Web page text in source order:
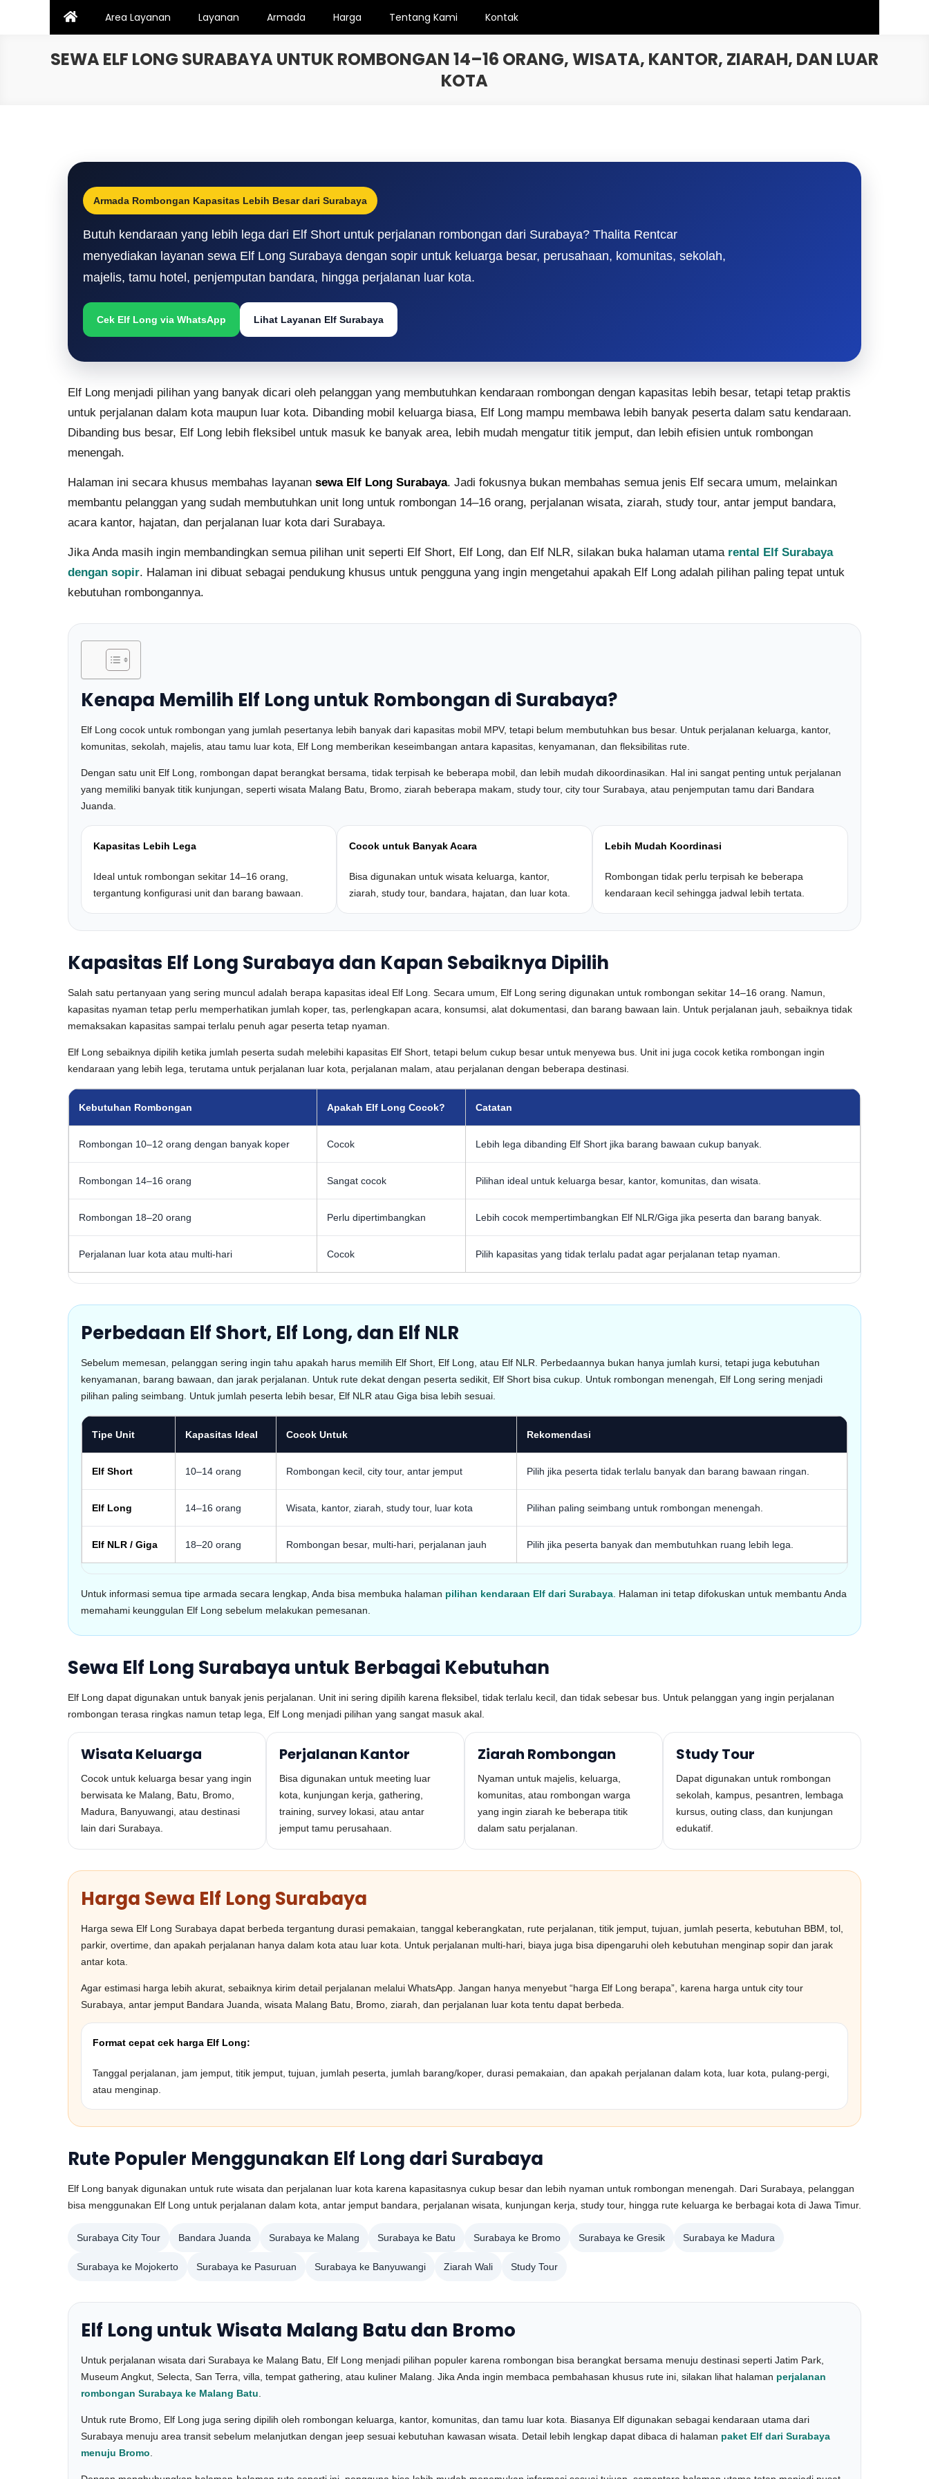
Area Layanan Layanan Armada Harga Tentang Kami Kontak
SEWA ELF LONG SURABAYA UNTUK ROMBONGAN 14–16 ORANG, WISATA, KANTOR, ZIARAH, DAN LUAR
KOTA
Armada Rombongan Kapasitas Lebih Besar dari Surabaya
Butuh kendaraan yang lebih lega dari Elf Short untuk perjalanan rombongan dari Surabaya? Thalita Rentcar
menyediakan layanan sewa Elf Long Surabaya dengan sopir untuk keluarga besar, perusahaan, komunitas, sekolah,
majelis, tamu hotel, penjemputan bandara, hingga perjalanan luar kota.
Cek Elf Long via WhatsApp Lihat Layanan Elf Surabaya
Elf Long menjadi pilihan yang banyak dicari oleh pelanggan yang membutuhkan kendaraan rombongan dengan kapasitas lebih besar, tetapi tetap praktis
untuk perjalanan dalam kota maupun luar kota. Dibanding mobil keluarga biasa, Elf Long mampu membawa lebih banyak peserta dalam satu kendaraan.
Dibanding bus besar, Elf Long lebih fleksibel untuk masuk ke banyak area, lebih mudah mengatur titik jemput, dan lebih efisien untuk rombongan
menengah.
Halaman ini secara khusus membahas layanan sewa Elf Long Surabaya. Jadi fokusnya bukan membahas semua jenis Elf secara umum, melainkan
membantu pelanggan yang sudah membutuhkan unit long untuk rombongan 14–16 orang, perjalanan wisata, ziarah, study tour, antar jemput bandara,
acara kantor, hajatan, dan perjalanan luar kota dari Surabaya.
Jika Anda masih ingin membandingkan semua pilihan unit seperti Elf Short, Elf Long, dan Elf NLR, silakan buka halaman utama rental Elf Surabaya
dengan sopir. Halaman ini dibuat sebagai pendukung khusus untuk pengguna yang ingin mengetahui apakah Elf Long adalah pilihan paling tepat untuk
kebutuhan rombongannya.
Kenapa Memilih Elf Long untuk Rombongan di Surabaya?
Elf Long cocok untuk rombongan yang jumlah pesertanya lebih banyak dari kapasitas mobil MPV, tetapi belum membutuhkan bus besar. Untuk perjalanan keluarga, kantor,
komunitas, sekolah, majelis, atau tamu luar kota, Elf Long memberikan keseimbangan antara kapasitas, kenyamanan, dan fleksibilitas rute.
Dengan satu unit Elf Long, rombongan dapat berangkat bersama, tidak terpisah ke beberapa mobil, dan lebih mudah dikoordinasikan. Hal ini sangat penting untuk perjalanan
yang memiliki banyak titik kunjungan, seperti wisata Malang Batu, Bromo, ziarah beberapa makam, study tour, city tour Surabaya, atau penjemputan tamu dari Bandara
Juanda.
Kapasitas Lebih Lega
Ideal untuk rombongan sekitar 14–16 orang,
tergantung konfigurasi unit dan barang bawaan.
Cocok untuk Banyak Acara
Bisa digunakan untuk wisata keluarga, kantor,
ziarah, study tour, bandara, hajatan, dan luar kota.
Lebih Mudah Koordinasi
Rombongan tidak perlu terpisah ke beberapa
kendaraan kecil sehingga jadwal lebih tertata.
Kapasitas Elf Long Surabaya dan Kapan Sebaiknya Dipilih
Salah satu pertanyaan yang sering muncul adalah berapa kapasitas ideal Elf Long. Secara umum, Elf Long sering digunakan untuk rombongan sekitar 14–16 orang. Namun,
kapasitas nyaman tetap perlu memperhatikan jumlah koper, tas, perlengkapan acara, konsumsi, alat dokumentasi, dan barang bawaan lain. Untuk perjalanan jauh, sebaiknya tidak
memaksakan kapasitas sampai terlalu penuh agar peserta tetap nyaman.
Elf Long sebaiknya dipilih ketika jumlah peserta sudah melebihi kapasitas Elf Short, tetapi belum cukup besar untuk menyewa bus. Unit ini juga cocok ketika rombongan ingin
kendaraan yang lebih lega, terutama untuk perjalanan luar kota, perjalanan malam, atau perjalanan dengan beberapa destinasi.
Kebutuhan Rombongan Apakah Elf Long Cocok? Catatan
Rombongan 10–12 orang dengan banyak koper Cocok Lebih lega dibanding Elf Short jika barang bawaan cukup banyak.
Rombongan 14–16 orang Sangat cocok Pilihan ideal untuk keluarga besar, kantor, komunitas, dan wisata.
Rombongan 18–20 orang Perlu dipertimbangkan Lebih cocok mempertimbangkan Elf NLR/Giga jika peserta dan barang banyak.
Perjalanan luar kota atau multi-hari Cocok Pilih kapasitas yang tidak terlalu padat agar perjalanan tetap nyaman.
Perbedaan Elf Short, Elf Long, dan Elf NLR
Sebelum memesan, pelanggan sering ingin tahu apakah harus memilih Elf Short, Elf Long, atau Elf NLR. Perbedaannya bukan hanya jumlah kursi, tetapi juga kebutuhan
kenyamanan, barang bawaan, dan jarak perjalanan. Untuk rute dekat dengan peserta sedikit, Elf Short bisa cukup. Untuk rombongan menengah, Elf Long sering menjadi
pilihan paling seimbang. Untuk jumlah peserta lebih besar, Elf NLR atau Giga bisa lebih sesuai.
Tipe Unit Kapasitas Ideal Cocok Untuk Rekomendasi
Elf Short 10–14 orang Rombongan kecil, city tour, antar jemput Pilih jika peserta tidak terlalu banyak dan barang bawaan ringan.
Elf Long 14–16 orang Wisata, kantor, ziarah, study tour, luar kota Pilihan paling seimbang untuk rombongan menengah.
Elf NLR / Giga 18–20 orang Rombongan besar, multi-hari, perjalanan jauh Pilih jika peserta banyak dan membutuhkan ruang lebih lega.
Untuk informasi semua tipe armada secara lengkap, Anda bisa membuka halaman pilihan kendaraan Elf dari Surabaya . Halaman ini tetap difokuskan untuk membantu Anda
memahami keunggulan Elf Long sebelum melakukan pemesanan.
Sewa Elf Long Surabaya untuk Berbagai Kebutuhan
Elf Long dapat digunakan untuk banyak jenis perjalanan. Unit ini sering dipilih karena fleksibel, tidak terlalu kecil, dan tidak sebesar bus. Untuk pelanggan yang ingin perjalanan
rombongan terasa ringkas namun tetap lega, Elf Long menjadi pilihan yang sangat masuk akal.
Wisata Keluarga
Cocok untuk keluarga besar yang ingin
berwisata ke Malang, Batu, Bromo,
Madura, Banyuwangi, atau destinasi
lain dari Surabaya.
Perjalanan Kantor
Bisa digunakan untuk meeting luar
kota, kunjungan kerja, gathering,
training, survey lokasi, atau antar
jemput tamu perusahaan.
Ziarah Rombongan
Nyaman untuk majelis, keluarga,
komunitas, atau rombongan warga
yang ingin ziarah ke beberapa titik
dalam satu perjalanan.
Study Tour
Dapat digunakan untuk rombongan
sekolah, kampus, pesantren, lembaga
kursus, outing class, dan kunjungan
edukatif.
Harga Sewa Elf Long Surabaya
Harga sewa Elf Long Surabaya dapat berbeda tergantung durasi pemakaian, tanggal keberangkatan, rute perjalanan, titik jemput, tujuan, jumlah peserta, kebutuhan BBM, tol,
parkir, overtime, dan apakah perjalanan hanya dalam kota atau luar kota. Untuk perjalanan multi-hari, biaya juga bisa dipengaruhi oleh kebutuhan menginap sopir dan jarak
antar kota.
Agar estimasi harga lebih akurat, sebaiknya kirim detail perjalanan melalui WhatsApp. Jangan hanya menyebut “harga Elf Long berapa”, karena harga untuk city tour
Surabaya, antar jemput Bandara Juanda, wisata Malang Batu, Bromo, ziarah, dan perjalanan luar kota tentu dapat berbeda.
Format cepat cek harga Elf Long:
Tanggal perjalanan, jam jemput, titik jemput, tujuan, jumlah peserta, jumlah barang/koper, durasi pemakaian, dan apakah perjalanan dalam kota, luar kota, pulang-pergi,
atau menginap.
Rute Populer Menggunakan Elf Long dari Surabaya
Elf Long banyak digunakan untuk rute wisata dan perjalanan luar kota karena kapasitasnya cukup besar dan lebih nyaman untuk rombongan menengah. Dari Surabaya, pelanggan
bisa menggunakan Elf Long untuk perjalanan dalam kota, antar jemput bandara, perjalanan wisata, kunjungan kerja, study tour, hingga rute keluarga ke berbagai kota di Jawa Timur.
Surabaya City Tour Bandara Juanda Surabaya ke Malang Surabaya ke Batu Surabaya ke Bromo Surabaya ke Gresik Surabaya ke Madura
Surabaya ke Mojokerto Surabaya ke Pasuruan Surabaya ke Banyuwangi Ziarah Wali Study Tour
Elf Long untuk Wisata Malang Batu dan Bromo
Untuk perjalanan wisata dari Surabaya ke Malang Batu, Elf Long menjadi pilihan populer karena rombongan bisa berangkat bersama menuju destinasi seperti Jatim Park,
Museum Angkut, Selecta, San Terra, villa, tempat gathering, atau kuliner Malang. Jika Anda ingin membaca pembahasan khusus rute ini, silakan lihat halaman perjalanan
rombongan Surabaya ke Malang Batu
Untuk rute Bromo, Elf Long juga sering dipilih oleh rombongan keluarga, kantor, komunitas, dan tamu luar kota. Biasanya Elf digunakan sebagai kendaraan utama dari
Surabaya menuju area transit sebelum melanjutkan dengan jeep sesuai kebutuhan kawasan wisata. Detail lebih lengkap dapat dibaca di halaman paket Elf dari Surabaya
menuju Bromo